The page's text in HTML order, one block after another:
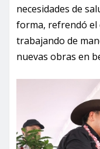
necesidades de
forma, refrendó
trabajando de
nuevas obras en